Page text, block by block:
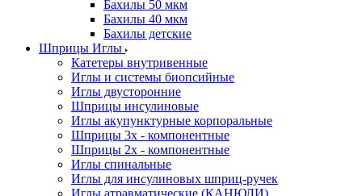
Бахилы 50 мкм
Бахилы 40 мкм
Бахилы детские
Шприцы Иглы
Катетеры внутривенные
Иглы и системы биопсийные
Иглы двусторонние
Шприцы инсулиновые
Иглы акупунктурные корпоральные
Шприцы 3х - компонентные
Шприцы 2х - компонентные
Иглы спинальные
Иглы для инсулиновых шприц-ручек
Иглы атравматические (КАНЮЛИ)